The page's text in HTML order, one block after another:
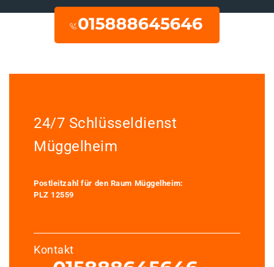
24/7 Schlüsseldienst
Müggelheim
Postleitzahl für den Raum Müggelheim:
PLZ 12559
Kontakt